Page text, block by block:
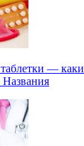
—
Названия